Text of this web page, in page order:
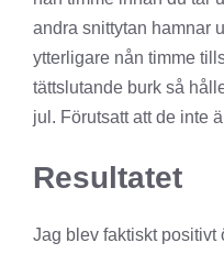
andra snittytan hamnar
ytterligare nån timme
tättslutande burk så
jul. Förutsatt att de inte
Resultatet
Jag blev faktiskt positivt